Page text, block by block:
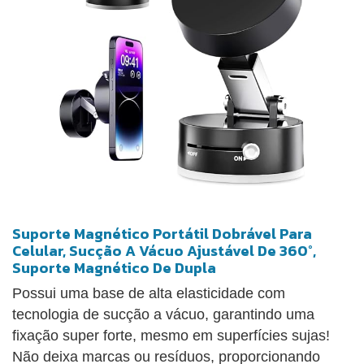
Suporte Magnético Portátil Dobrável Para
Celular, Sucção A Vácuo Ajustável De 360°,
Suporte Magnético De Dupla
Possui uma base de alta elasticidade com
tecnologia de sucção a vácuo, garantindo uma
fixação super forte, mesmo em superfícies sujas!
Não deixa marcas ou resíduos, proporcionando